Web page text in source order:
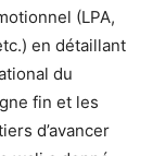
(LPA,
en détaillant
du
fin et les
d’avancer